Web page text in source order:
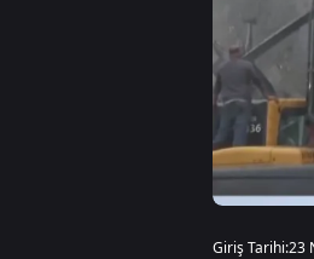
Giriş Tarihi:23